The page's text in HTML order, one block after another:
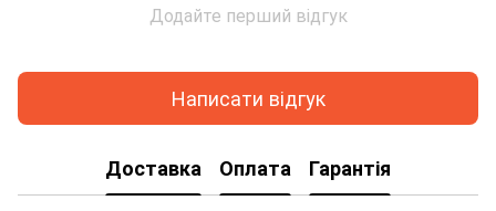
Додайте перший відгук
Написати відгук
Доставка Оплата Гарантія